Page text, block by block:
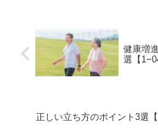
健康増
選【
正しい立ち方のポイント3選【